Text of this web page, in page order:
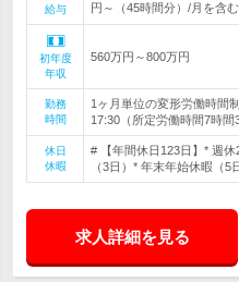
給与
円～（45時間分）/月を含
初年度
年収
560万円～800万円
勤務
時間
1ヶ月単位の変形労働時間
17:30（所定労働時間7時間
休日
休暇
# 【年間休日123日】* 週
（3日）* 年末年始休暇（5
求人詳細を見る